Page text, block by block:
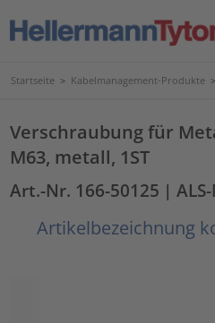
Startseite > Kabelmanagement-Produkte >
Verschraubung für
M63, metall, 1ST
Art.-Nr. 166-50125 |
Artikelbezeichnung